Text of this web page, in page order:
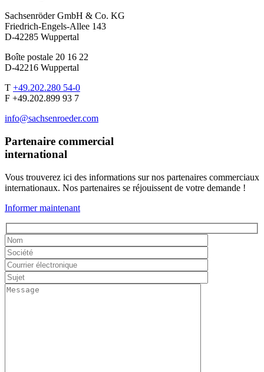
Sachsenröder GmbH & Co. KG
Friedrich-Engels-Allee 143
D-42285 Wuppertal
Boîte postale 20 16 22
D-42216 Wuppertal
T +49.202.280 54-0
F +49.202.899 93 7
info@sachsenroeder.com
Partenaire commercial
international
Vous trouverez ici des informations sur nos partenaires commerciaux
internationaux. Nos partenaires se réjouissent de votre demande !
Informer maintenant